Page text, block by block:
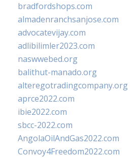
bradfordshops.com
almadenranchsanjose.com
advocatevijay.com
adlibilimler2023.com
naswwebed.org
balithut-manado.org
alteregotradingcompany.org
aprce2022.com
ibie2022.com
sbcc-2022.com
AngolaOilAndGas2022.com
Convoy4Freedom2022.com